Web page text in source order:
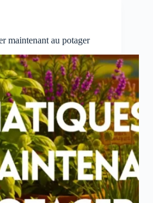
maintenant au potager